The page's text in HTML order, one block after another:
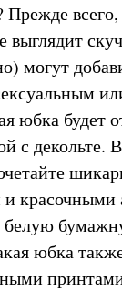
всего,
выглядит
могут
юбка будет
с декольте.
юбка